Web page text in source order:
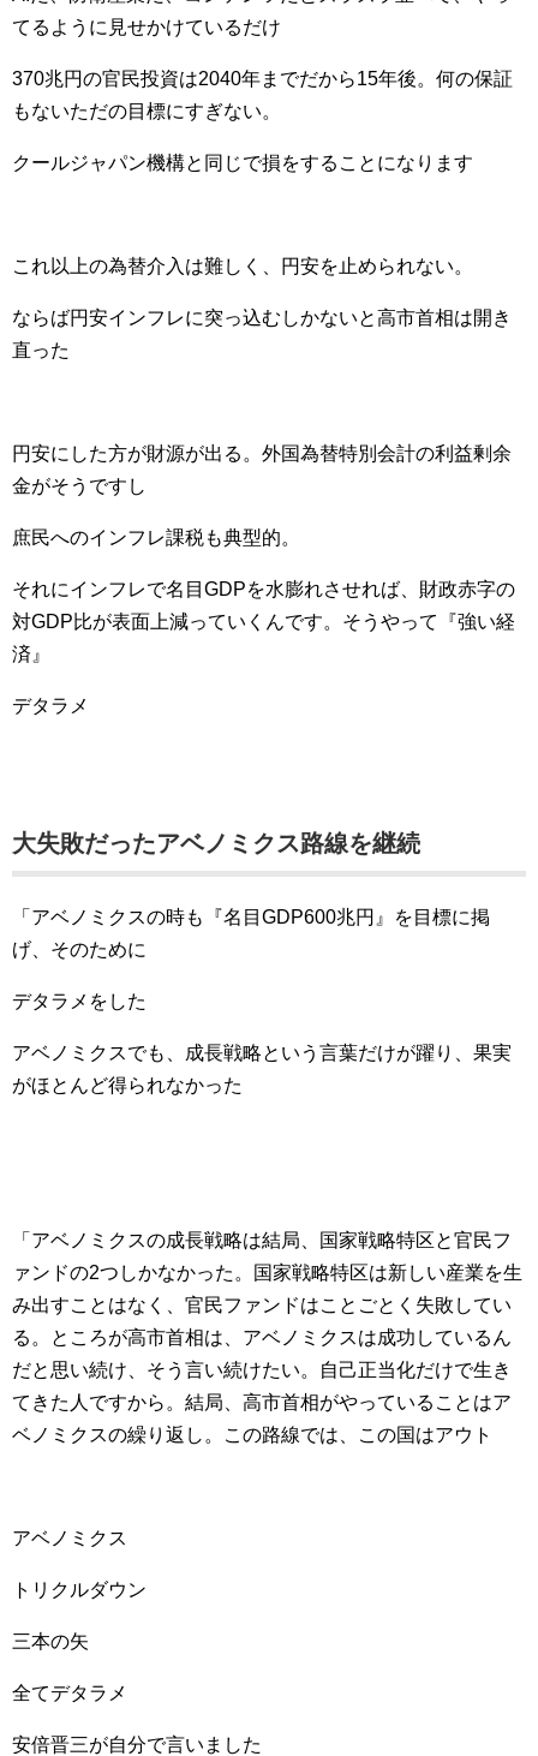
てるように見せかけているだけ
370兆円の官民投資は2040年までだから15年後。何の保証
もないただの目標にすぎない。
クールジャパン機構と同じで損をすることになります
これ以上の為替介入は難しく、円安を止められない。
ならば円安インフレに突っ込むしかないと高市首相は開き
直った
円安にした方が財源が出る。外国為替特別会計の利益剰余
金がそうですし
庶民へのインフレ課税も典型的。
それにインフレで名目GDPを水膨れさせれば、財政赤字の
対GDP比が表面上減っていくんです。そうやって『強い経
済』
デタラメ
大失敗だったアベノミクス路線を継続
「アベノミクスの時も『名目GDP600兆円』を目標に掲
げ、そのために
デタラメをした
アベノミクスでも、成長戦略という言葉だけが躍り、果実
がほとんど得られなかった
「アベノミクスの成長戦略は結局、国家戦略特区と官民フ
ァンドの2つしかなかった。国家戦略特区は新しい産業を生
み出すことはなく、官民ファンドはことごとく失敗してい
る。ところが高市首相は、アベノミクスは成功しているん
だと思い続け、そう言い続けたい。自己正当化だけで生き
てきた人ですから。結局、高市首相がやっていることはア
ベノミクスの繰り返し。この路線では、この国はアウト
アベノミクス
トリクルダウン
三本の矢
全てデタラメ
安倍晋三が自分で言いました